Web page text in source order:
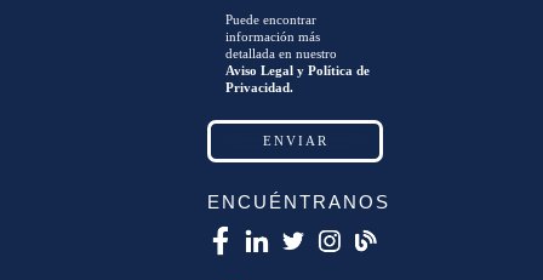
Puede encontrar
información más
detallada en nuestro
Aviso Legal y Política de
Privacidad.
ENCUÉNTRANOS